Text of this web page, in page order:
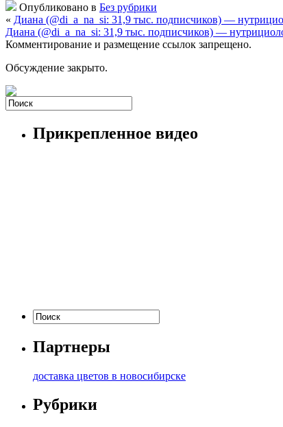
Опубликовано в Без рубрики
« Диана (@di_a_na_si: 31,9 тыс. подписчиков) —
Диана (@di_a_na_si: 31,9 тыс. подписчиков) —
Комментирование и размещение ссылок запрещено.
Обсуждение закрыто.
Прикрепленное видео
Партнеры
доставка цветов в новосибирске
Рубрики